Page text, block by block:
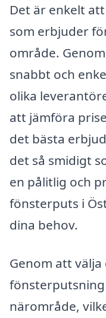
Det är enkelt
som erbjuder
område.
snabbt och
olika
att jämföra
det bästa
det så smidigt
en pålitlig och
fönsterputs i
dina behov.
Genom att
närområde,